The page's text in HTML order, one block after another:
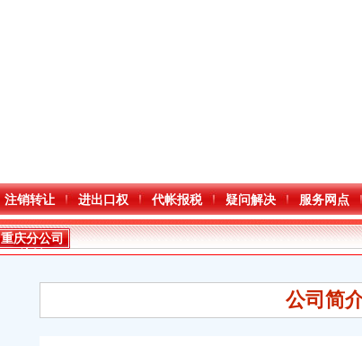
注销转让 进出口权 代帐报税 疑问解决 服务网点
重庆分公司
注销
公司简